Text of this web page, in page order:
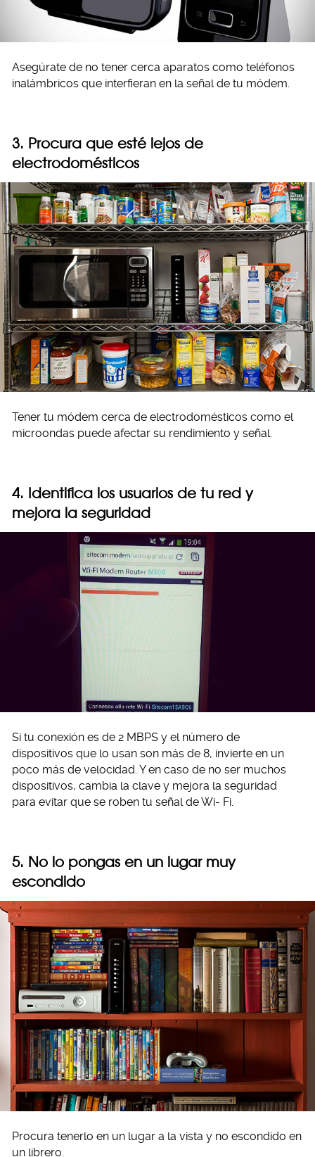
Asegúrate de no tener cerca aparatos como teléfonos
inalámbricos que interfieran en la señal de tu módem.
3. Procura que esté lejos de
electrodomésticos
Tener tu módem cerca de electrodomésticos como el
microondas puede afectar su rendimiento y señal.
4. Identifica los usuarios de tu red y
mejora la seguridad
Si tu conexión es de 2 MBPS y el número de
dispositivos que lo usan son más de 8, invierte en un
poco más de velocidad. Y en caso de no ser muchos
dispositivos, cambia la clave y mejora la seguridad
para evitar que se roben tu señal de Wi- Fi.
5. No lo pongas en un lugar muy
escondido
Procura tenerlo en un lugar a la vista y no escondido en
un librero.